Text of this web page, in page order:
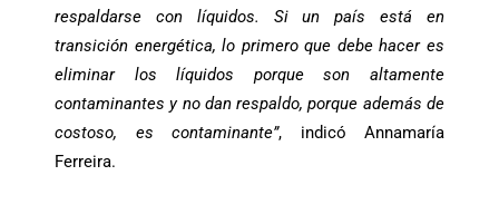
respaldarse con líquidos. Si un país está en
transición energética, lo primero que debe hacer es
eliminar los líquidos porque son altamente
contaminantes y no dan respaldo, porque además de
costoso, es contaminante”, indicó Annamaría
Ferreira.